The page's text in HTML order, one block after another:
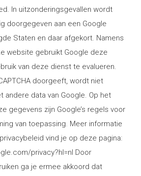
In uitzonderingsgevallen wordt
doorgegeven aan een Google
Staten en daar afgekort. Namens
website gebruikt Google deze
van deze dienst te evalueren.
doorgeeft, wordt niet
andere data van Google. Op het
gegevens zijn Google’s regels voor
van toepassing. Meer informatie
vind je op deze pagina:
privacy?hl=nl Door
ga je ermee akkoord dat